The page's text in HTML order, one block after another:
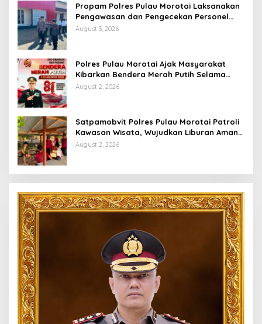
Propam Polres Pulau Morotai Laksanakan
Pengawasan dan Pengecekan Personel
Saat Apel Serah Terima Piket Fungsi
August 3, 2026
Polres Pulau Morotai Ajak Masyarakat
Kibarkan Bendera Merah Putih Selama
Bulan Kemerdekaan
August 2, 2026
Satpamobvit Polres Pulau Morotai Patroli
Kawasan Wisata, Wujudkan Liburan Aman
dan Kondusif
August 2, 2026